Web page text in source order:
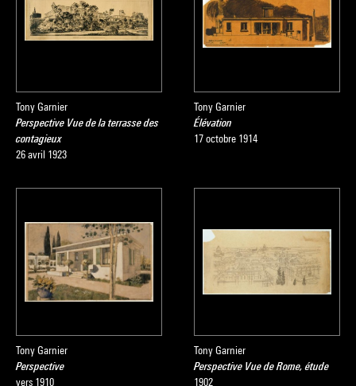
Tony Garnier
Perspective Vue de la terrasse des
contagieux
26 avril 1923
Tony Garnier
Élévation
17 octobre 1914
Tony Garnier
Perspective
vers 1910
Tony Garnier
Perspective Vue de Rome, étude
1902